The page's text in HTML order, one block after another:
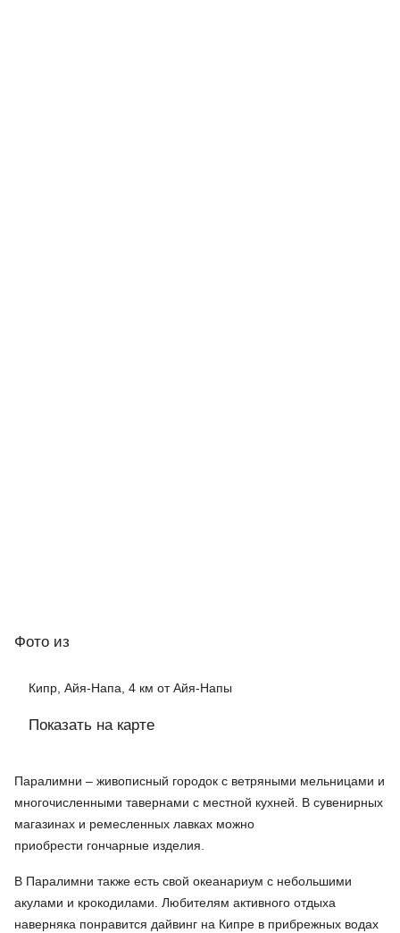
Фото из
Кипр, Айя-Напа, 4 км от Айя-Напы
Показать на карте
Паралимни – живописный городок с ветряными мельницами и
многочисленными тавернами с местной кухней. В сувенирных
магазинах и ремесленных лавках можно
приобрести гончарные изделия.
В Паралимни также есть свой океанариум с небольшими
акулами и крокодилами. Любителям активного отдыха
наверняка понравится дайвинг на Кипре в прибрежных водах